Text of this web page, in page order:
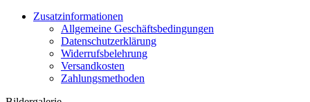
Zusatzinformationen
Allgemeine Geschäftsbedingungen
Datenschutzerklärung
Widerrufsbelehrung
Versandkosten
Zahlungsmethoden